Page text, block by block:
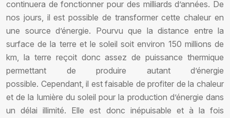
continuera de fonctionner pour des milliards d’années. De
nos jours, il est possible de transformer cette chaleur en
une source d’énergie. Pourvu que la distance entre la
surface de la terre et le soleil soit environ 150 millions de
km, la terre reçoit donc assez de puissance thermique
permettant de produire autant d’énergie
possible. Cependant, il est faisable de profiter de la chaleur
et de la lumière du soleil pour la production d’énergie dans
un délai illimité. Elle est donc inépuisable et à la fois